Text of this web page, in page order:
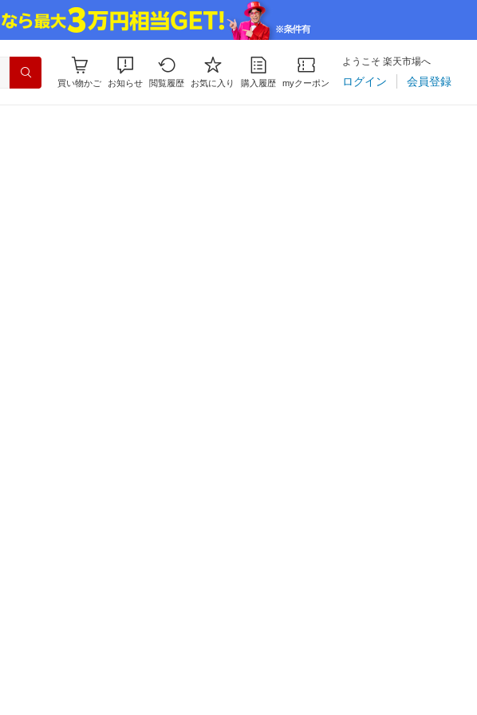
買い物かご お知らせ 閲覧履歴 お気に入り 購入履歴 myクーポン
ようこそ 楽天市場へ
ログイン 会員登録